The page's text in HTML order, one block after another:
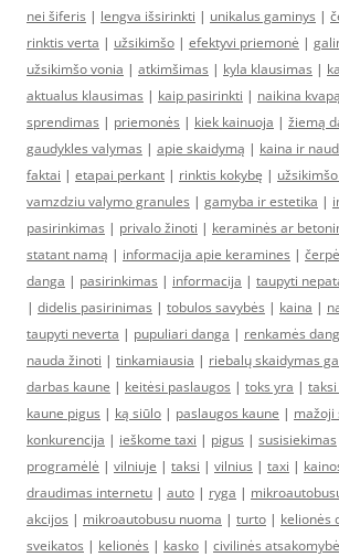
nei šiferis | lengva išsirinkti | unikalus gaminys |
rinktis verta | užsikimšo | efektyvi priemonė |
užsikimšo vonia | atkimšimas | kyla klausimas |
aktualus klausimas | kaip pasirinkti | naikina kvapą
sprendimas | priemonės | kiek kainuoja | žiemą
gaudykles valymas | apie skaidymą | kaina ir
faktai | etapai perkant | rinktis kokybę |
vamzdziu valymo granules | gamyba ir estetika |
pasirinkimas | privalo žinoti | keraminės ar
statant namą | informacija apie keramines |
danga | pasirinkimas | informacija | taupyti
| didelis pasirinimas | tobulos savybės | kaina |
taupyti neverta | pupuliari danga | renkamės
nauda žinoti | tinkamiausia | riebalų skaidymas
darbas kaune | keitėsi paslaugos | toks yra |
kaune pigus | ką siūlo | paslaugos kaune | mažoji
konkurencija | ieškome taxi | pigus | susisiekimas
programėlė | vilniuje | taksi | vilnius | taxi |
draudimas internetu | auto | ryga |
akcijos | mikroautobusu nuoma | turto | kelionės
sveikatos | kelionės | kasko | civilinės